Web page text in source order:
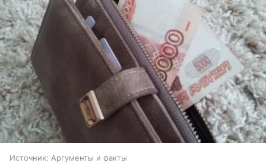
Источник: Аргументы и факты